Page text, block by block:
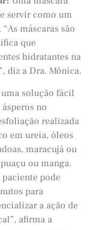
servir como um
máscaras são
que
hidratantes na
diz a Dra. Mônica.
uma solução fácil
no
realizada
em ureia, óleos
maracujá ou
ou manga.
pode
para
a ação de
afirma a